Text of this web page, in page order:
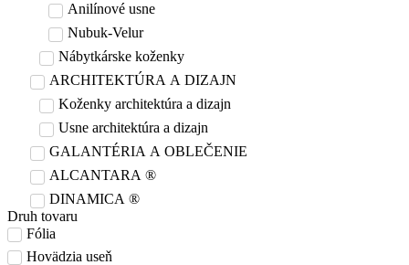
Anilínové usne
Nubuk-Velur
Nábytkárske koženky
ARCHITEKTÚRA A DIZAJN
Koženky architektúra a dizajn
Usne architektúra a dizajn
GALANTÉRIA A OBLEČENIE
ALCANTARA ®
DINAMICA ®
Druh tovaru
Fólia
Hovädzia useň